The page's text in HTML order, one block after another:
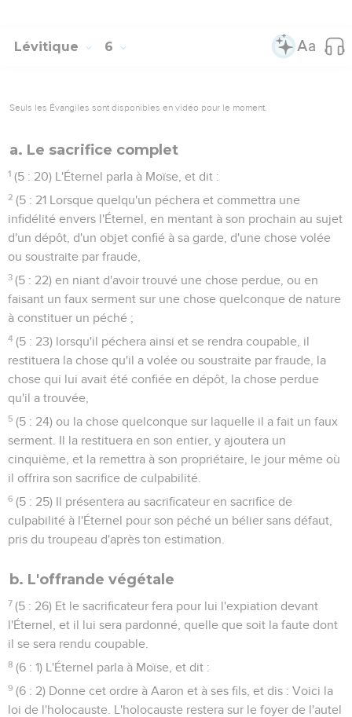
Lévitique 6
Seuls les Évangiles sont disponibles en vidéo pour le moment.
a. Le sacrifice complet
1 (5 : 20) L'Éternel parla à Moïse, et dit :
2 (5 : 21 Lorsque quelqu'un péchera et commettra une
infidélité envers l'Éternel, en mentant à son prochain au sujet
d'un dépôt, d'un objet confié à sa garde, d'une chose volée
ou soustraite par fraude,
3 (5 : 22) en niant d'avoir trouvé une chose perdue, ou en
faisant un faux serment sur une chose quelconque de nature
à constituer un péché ;
4 (5 : 23) lorsqu'il péchera ainsi et se rendra coupable, il
restituera la chose qu'il a volée ou soustraite par fraude, la
chose qui lui avait été confiée en dépôt, la chose perdue
qu'il a trouvée,
5 (5 : 24) ou la chose quelconque sur laquelle il a fait un faux
serment. Il la restituera en son entier, y ajoutera un
cinquième, et la remettra à son propriétaire, le jour même où
il offrira son sacrifice de culpabilité.
6 (5 : 25) Il présentera au sacrificateur en sacrifice de
culpabilité à l'Éternel pour son péché un bélier sans défaut,
pris du troupeau d'après ton estimation.
b. L'offrande végétale
7 (5 : 26) Et le sacrificateur fera pour lui l'expiation devant
l'Éternel, et il lui sera pardonné, quelle que soit la faute dont
il se sera rendu coupable.
8 (6 : 1) L'Éternel parla à Moïse, et dit :
9 (6 : 2) Donne cet ordre à Aaron et à ses fils, et dis : Voici la
loi de l'holocauste. L'holocauste restera sur le foyer de l'autel